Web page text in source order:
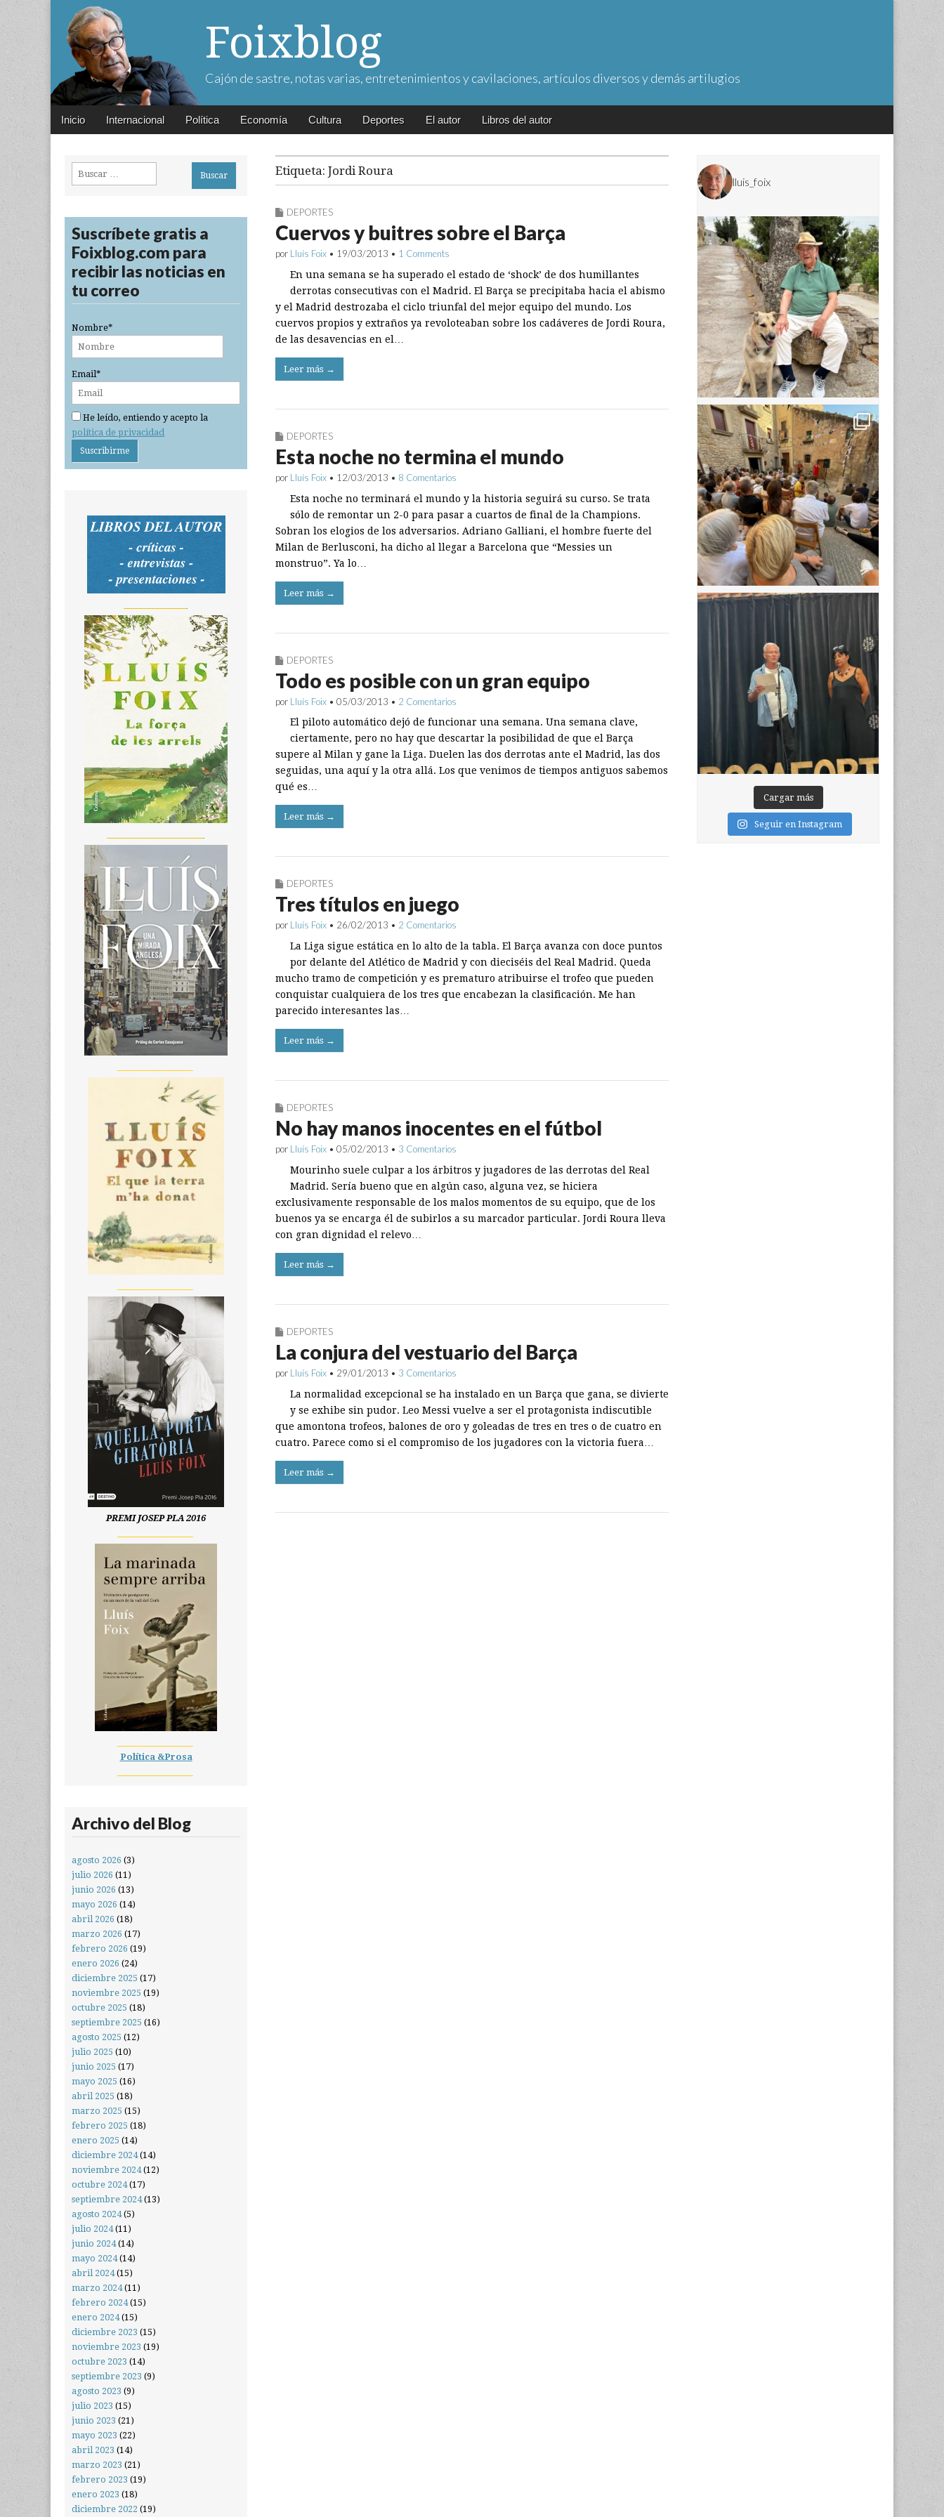
Foixblog
Cajón de sastre, notas varias, entretenimientos y cavilaciones, artículos diversos y demás artilugios
Main
Skip
Inicio Internacional Política Economía Cultura Deportes El autor Libros del autor
Etiqueta: Jordi Roura
DEPORTES
Cuervos y buitres sobre el Barça
por Lluís Foix • 19/03/2013 • 1 Comments
En una semana se ha superado el estado de ‘shock’ de dos humillantes
derrotas consecutivas con el Madrid. El Barça se precipitaba hacia el abismo
y el Madrid destrozaba el ciclo triunfal del mejor equipo del mundo. Los
cuervos propios y extraños ya revoloteaban sobre los cadáveres de Jordi Roura,
de las desavencias en el…
Leer más →
DEPORTES
Esta noche no termina el mundo
por Lluís Foix • 12/03/2013 • 8 Comentarios
Esta noche no terminará el mundo y la historia seguirá su curso. Se trata
sólo de remontar un 2-0 para pasar a cuartos de final de la Champions.
Sobran los elogios de los adversarios. Adriano Galliani, el hombre fuerte del
Milan de Berlusconi, ha dicho al llegar a Barcelona que “Messies un
monstruo”. Ya lo…
Leer más →
DEPORTES
Todo es posible con un gran equipo
por Lluís Foix • 05/03/2013 • 2 Comentarios
El piloto automático dejó de funcionar una semana. Una semana clave,
ciertamente, pero no hay que descartar la posibilidad de que el Barça
supere al Milan y gane la Liga. Duelen las dos derrotas ante el Madrid, las dos
seguidas, una aquí y la otra allá. Los que venimos de tiempos antiguos sabemos
qué es…
Leer más →
DEPORTES
Tres títulos en juego
por Lluís Foix • 26/02/2013 • 2 Comentarios
La Liga sigue estática en lo alto de la tabla. El Barça avanza con doce puntos
por delante del Atlético de Madrid y con dieciséis del Real Madrid. Queda
mucho tramo de competición y es prematuro atribuirse el trofeo que pueden
conquistar cualquiera de los tres que encabezan la clasificación. Me han
parecido interesantes las…
Leer más →
DEPORTES
No hay manos inocentes en el fútbol
por Lluís Foix • 05/02/2013 • 3 Comentarios
Mourinho suele culpar a los árbitros y jugadores de las derrotas del Real
Madrid. Sería bueno que en algún caso, alguna vez, se hiciera
exclusivamente responsable de los malos momentos de su equipo, que de los
buenos ya se encarga él de subirlos a su marcador particular. Jordi Roura lleva
con gran dignidad el relevo…
Leer más →
DEPORTES
La conjura del vestuario del Barça
por Lluís Foix • 29/01/2013 • 3 Comentarios
La normalidad excepcional se ha instalado en un Barça que gana, se divierte
y se exhibe sin pudor. Leo Messi vuelve a ser el protagonista indiscutible
que amontona trofeos, balones de oro y goleadas de tres en tres o de cuatro en
cuatro. Parece como si el compromiso de los jugadores con la victoria fuera…
Leer más →
Buscar:
Suscríbete gratis a
Foixblog.com para
recibir las noticias en
tu correo
Nombre*
Email*
He leído, entiendo y acepto la
política de privacidad
PREMI JOSEP PLA 2016
Política &Prosa
Archivo del Blog
agosto 2026 (3)
julio 2026 (11)
junio 2026 (13)
mayo 2026 (14)
abril 2026 (18)
marzo 2026 (17)
febrero 2026 (19)
enero 2026 (24)
diciembre 2025 (17)
noviembre 2025 (19)
octubre 2025 (18)
septiembre 2025 (16)
agosto 2025 (12)
julio 2025 (10)
junio 2025 (17)
mayo 2025 (16)
abril 2025 (18)
marzo 2025 (15)
febrero 2025 (18)
enero 2025 (14)
diciembre 2024(14)
noviembre 2024(12)
octubre 2024(17)
septiembre 2024(13)
agosto 2024(5)
julio 2024(11)
junio 2024(14)
mayo 2024(14)
abril 2024(15)
marzo 2024(11)
febrero 2024(15)
enero 2024(15)
diciembre 2023 (15)
noviembre 2023 (19)
octubre 2023 (14)
septiembre 2023 (9)
agosto 2023 (9)
julio 2023 (15)
junio 2023 (21)
mayo 2023 (22)
abril 2023 (14)
marzo 2023 (21)
febrero 2023 (19)
enero 2023 (18)
diciembre 2022 (19)
lluis_foix
Cargar más
Seguir en Instagram